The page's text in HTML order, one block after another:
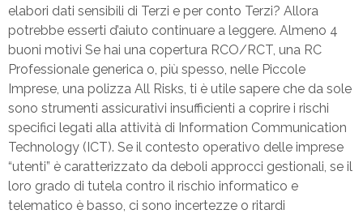
elabori dati sensibili di Terzi e per conto Terzi? Allora
potrebbe esserti d’aiuto continuare a leggere. Almeno 4
buoni motivi Se hai una copertura RCO/RCT, una RC
Professionale generica o, più spesso, nelle Piccole
Imprese, una polizza All Risks, ti è utile sapere che da sole
sono strumenti assicurativi insufficienti a coprire i rischi
specifici legati alla attività di Information Communication
Technology (ICT). Se il contesto operativo delle imprese
“utenti” è caratterizzato da deboli approcci gestionali, se il
loro grado di tutela contro il rischio informatico e
telematico è basso, ci sono incertezze o ritardi